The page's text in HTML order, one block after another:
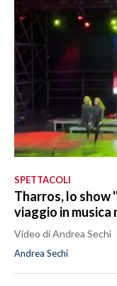
SPETTACOLI
Tharros, lo show
viaggio in musica
Video di Andrea Sechi
Andrea Sechi